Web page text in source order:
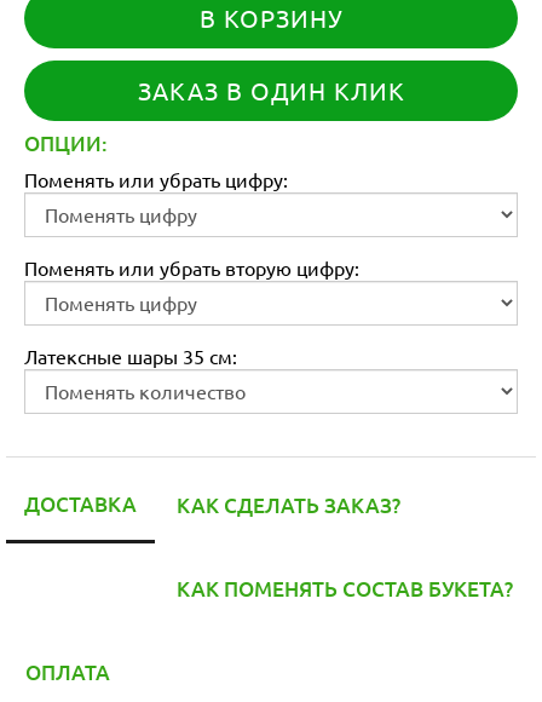
В КОРЗИНУ
ЗАКАЗ В ОДИН КЛИК
ОПЦИИ:
Поменять или убрать цифру:
Поменять или убрать вторую цифру:
Латексные шары 35 см:
ДОСТАВКА КАК СДЕЛАТЬ ЗАКАЗ?
КАК ПОМЕНЯТЬ СОСТАВ БУКЕТА?
ОПЛАТА